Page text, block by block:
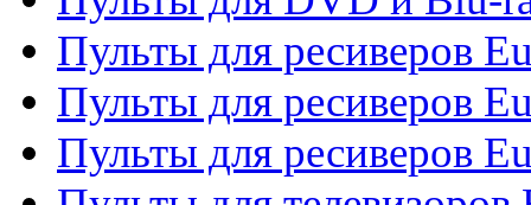
Пульты для ресиверов
Пульты для ресиверов
Пульты для ресиверов